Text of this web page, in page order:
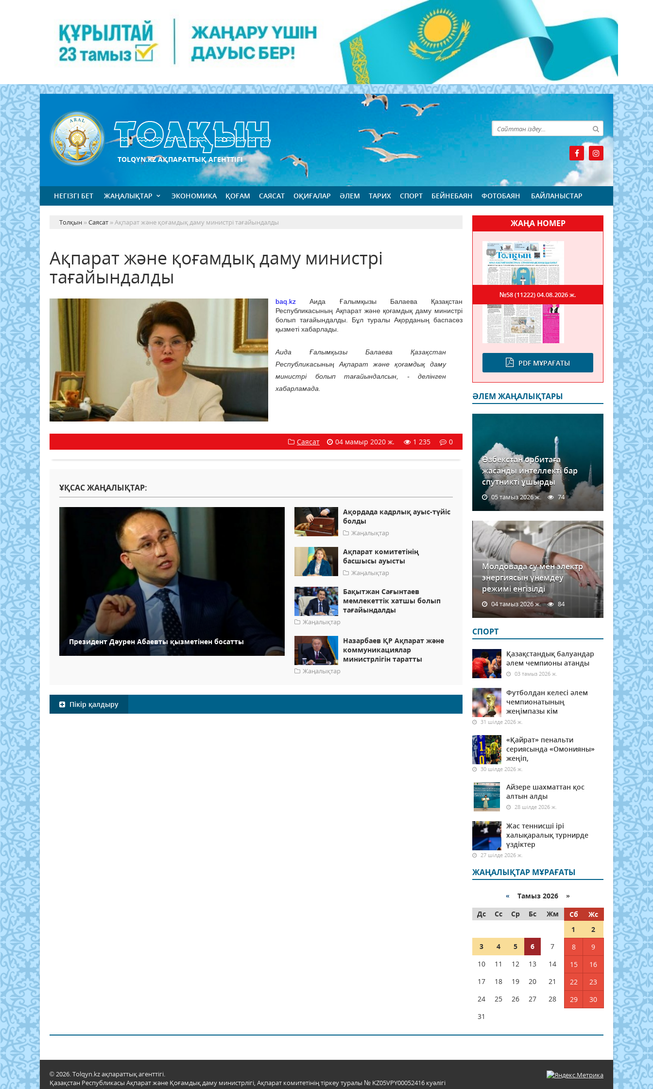
TOLQYN.KZ АҚПАРАТТЫҚ АГЕНТТІГІ
НЕГІЗГІ БЕТ ЖАҢАЛЫҚТАР ЭКОНОМИКА ҚОҒАМ САЯСАТ ОҚИҒАЛАР ӘЛЕМ ТАРИХ СПОРТ БЕЙНЕБАЯН ФОТОБАЯН БАЙЛАНЫСТАР
Толқын »Саясат » Ақпарат және қоғамдық даму министрі тағайындалды
Ақпарат және қоғамдық даму министрі
тағайындалды
baq.kz Аида Ғалымқызы Балаева Қазақстан
Республикасының Ақпарат және қоғамдық даму министрі
болып тағайындалды. Бұл туралы Ақорданың баспасөз
қызметі хабарлады.
Аида Ғалымқызы Балаева Қазақстан
Республикасының Ақпарат және қоғамдық даму
министрі болып тағайындалсын, - делінген
хабарламада.
Саясат 04 мамыр 2020 ж. 1 235 0
ҰҚСАС ЖАҢАЛЫҚТАР:
Президент Дәурен Абаевты қызметінен босатты
Ақордада кадрлық ауыс-түйіс
болды
Жаңалықтар
Ақпарат комитетінің
басшысы ауысты
Жаңалықтар
Бақытжан Сағынтаев
мемлекеттік хатшы болып
тағайындалды
Жаңалықтар
Назарбаев ҚР Ақпарат және
коммуникациялар
министрлігін таратты
Жаңалықтар
Пікір қалдыру
ЖАҢА НОМЕР
PDF МҰРАҒАТЫ
№58 (11222)04.08.2026 ж.
ӘЛЕМ ЖАҢАЛЫҚТАРЫ
Өзбекстан орбитаға
жасанды интеллекті бар
спутникті ұшырды
05 тамыз 2026 ж. 74
Молдовада су мен электр
энергиясын үнемдеу
режимі енгізілді
04 тамыз 2026 ж. 84
СПОРТ
Қазақстандық балуандар
әлем чемпионы атанды
03 тамыз 2026 ж.
Футболдан келесі әлем
чемпионатының
жеңімпазы кім
31 шілде 2026 ж.
«Қайрат» пенальти
сериясында «Омонияны»
жеңіп,
30 шілде 2026 ж.
Айзере шахматтан қос
алтын алды
28 шілде 2026 ж.
Жас теннисші ірі
халықаралық турнирде
үздіктер
27 шілде 2026 ж.
ЖАҢАЛЫҚТАР МҰРАҒАТЫ
« Тамыз 2026 »
Дс
Сс Ср Бс Жм Сб
Жс
1
2
3
4 5 6 7 8
9
10
11 12 13 14 15
16
17
18 19 20 21 22
23
24
25 26 27 28 29
30
31
© 2026. Tolqyn.kz ақпараттық агенттігі.
Қазақстан Республикасы Ақпарат және Қоғамдық даму министрлігі, Ақпарат комитетінің тіркеу туралы № KZ05VPY00052416 куәлігі